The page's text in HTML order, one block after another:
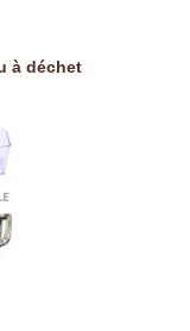
à déchet